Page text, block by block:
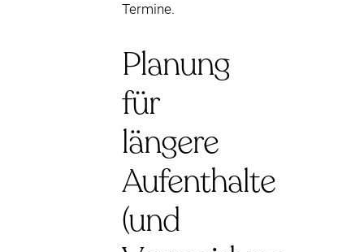
Termine.
Planung
für
längere
Aufenthalte
(und